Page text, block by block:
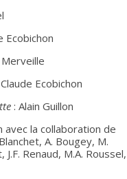
Ecobichon
Ecobichon
: Alain Guillon
avec la collaboration de
A. Bougey, M.
Renaud, M.A. Roussel,